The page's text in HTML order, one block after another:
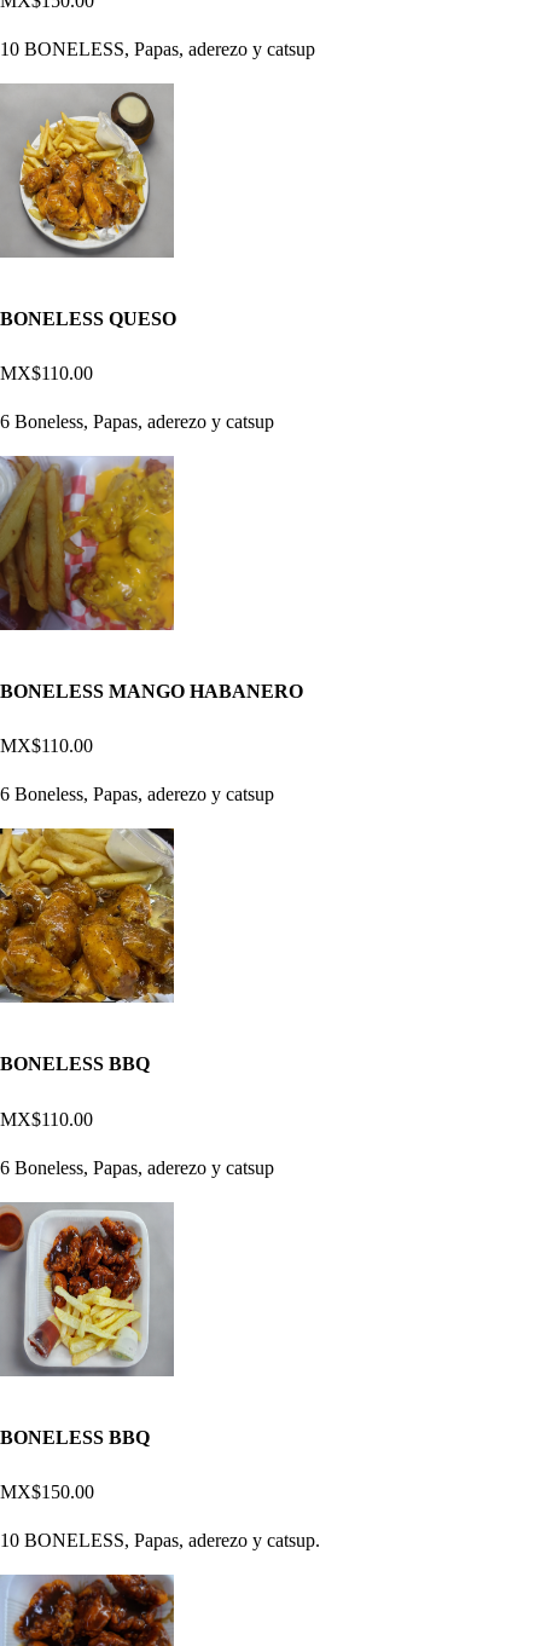
10 BONELESS, Papas, aderezo y catsup
BONELESS QUESO
MX$110.00
6 Boneless, Papas, aderezo y catsup
BONELESS MANGO HABANERO
MX$110.00
6 Boneless, Papas, aderezo y catsup
BONELESS BBQ
MX$110.00
6 Boneless, Papas, aderezo y catsup
BONELESS BBQ
MX$150.00
10 BONELESS, Papas, aderezo y catsup.